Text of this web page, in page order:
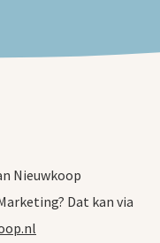
Nieuwkoop
Dat kan via